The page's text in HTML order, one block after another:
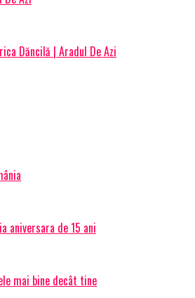
Dăncilă | Aradul De Azi
aniversara de 15 ani
mai bine decât tine